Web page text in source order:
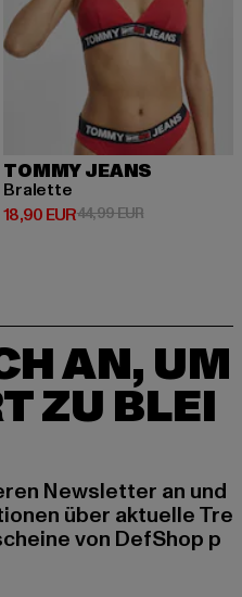
EUR
TOMMY JEANS
Bralette
18,90 EUR
Derzeitiger Preis: 18,90 EUR
44,99 EURAktionspreis:
AN, UM
ZU BLEI
Newsletter an und
über aktuelle Tre
von DefShop p